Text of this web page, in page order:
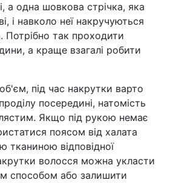
а одна шовкова стрічка, яка
і навколо неї накручуються
Потрібно так проходити
а краще взагалі робити
під час накрутки варто
посередині, натомість
Якщо під рукою немає
поясом від халата
тканиною відповідної
волосся можна укласти
способом або залишити